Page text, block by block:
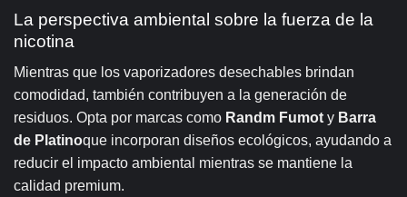
La perspectiva ambiental sobre la fuerza de la
nicotina
Mientras que los vaporizadores desechables brindan
comodidad, también contribuyen a la generación de
residuos. Opta por marcas como Randm Fumot y Barra
de Platinoque incorporan diseños ecológicos, ayudando a
reducir el impacto ambiental mientras se mantiene la
calidad premium.